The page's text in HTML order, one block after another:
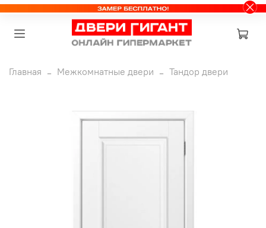
Главная Межкомнатные двери Тандор двери